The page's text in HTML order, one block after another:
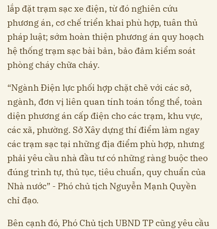
lắp đặt trạm sạc xe điện, từ đó nghiên cứu
phương án, cơ chế triển khai phù hợp, tuân thủ
pháp luật; sớm hoàn thiện phương án quy hoạch
hệ thống trạm sạc bài bản, bảo đảm kiểm soát
phòng cháy chữa cháy.
“Ngành Điện lực phối hợp chặt chẽ với các sở,
ngành, đơn vị liên quan tính toán tổng thể, toàn
diện phương án cấp điện cho các trạm, khu vực,
các xã, phường. Sở Xây dựng thí điểm làm ngay
các trạm sạc tại những địa điểm phù hợp, nhưng
phải yêu cầu nhà đầu tư có những ràng buộc theo
đúng trình tự, thủ tục, tiêu chuẩn, quy chuẩn của
Nhà nước” - Phó chủ tịch Nguyễn Mạnh Quyền
chỉ đạo.
Bên cạnh đó, Phó Chủ tịch UBND TP cũng yêu cầu